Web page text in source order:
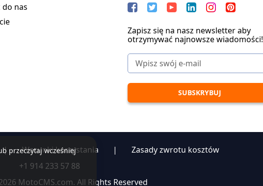
przeczytaj wcześniej
do nas
Zapisz się na nasz newsletter aby
otrzymywać najnowsze wiadomości!
| Warunki korzystania |
Zasady zwrotu kosztów
+1 914 233 57 88
MotoCMS.com. All Rights Reserved